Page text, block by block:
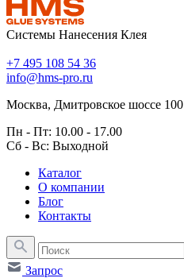
Системы Нанесения Клея
+7 495 108 54 36
info@hms-pro.ru
Москва, Дмитровское шоссе 100
Пн - Пт: 10.00 - 17.00
Сб - Вс: Выходной
Каталог
О компании
Блог
Контакты
Запрос